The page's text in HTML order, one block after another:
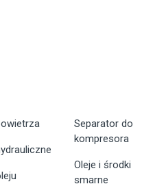
Separator do
kompresora
Oleje i środki
smarne